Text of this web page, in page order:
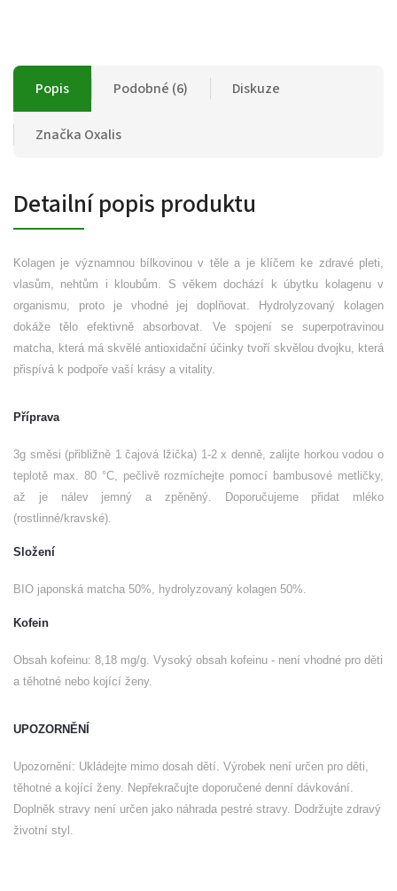
Popis Podobné (6) Diskuze
Značka Oxalis
Detailní popis produktu
Kolagen je významnou bílkovinou v těle a je klíčem ke zdravé pleti,
vlasům, nehtům i kloubům. S věkem dochází k úbytku kolagenu v
organismu, proto je vhodné jej doplňovat. Hydrolyzovaný kolagen
dokáže tělo efektivně absorbovat. Ve spojení se superpotravinou
matcha, která má skvělé antioxidační účinky tvoří skvělou dvojku, která
přispívá k podpoře vaší krásy a vitality.
Příprava
3g směsi (přibližně 1 čajová lžička) 1-2 x denně, zalijte horkou vodou o
teplotě max. 80 °C, pečlivě rozmíchejte pomocí bambusové metličky,
až je nálev jemný a zpěněný. Doporučujeme přidat mléko
(rostlinné/kravské).
Složení
BIO japonská matcha 50%, hydrolyzovaný kolagen 50%.
Kofein
Obsah kofeinu: 8,18 mg/g. Vysoký obsah kofeinu - není vhodné pro děti
a těhotné nebo kojící ženy.
UPOZORNĚNÍ
Upozornění: Ukládejte mimo dosah dětí. Výrobek není určen pro děti,
těhotné a kojící ženy. Nepřekračujte doporučené denní dávkování.
Doplněk stravy není určen jako náhrada pestré stravy. Dodržujte zdravý
životní styl.